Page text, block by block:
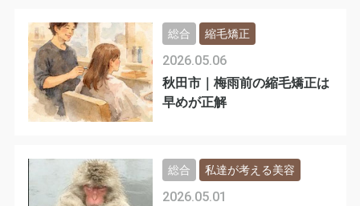
秋田市｜梅雨前の縮毛矯正は
早めが正解
2026.05.06
総合 縮毛矯正
2026.05.01
総合 私達が考える美容